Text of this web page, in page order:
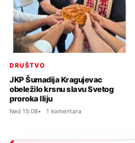
DRUŠTVO
JKP Šumadija Kragujevac
obeležilo krsnu slavu Svetog
proroka Iliju
Ned 15:08 1 komentara